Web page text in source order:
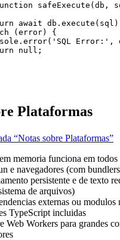
safeExecute ( db ,
await db . execute ( sql
( error) {
. error( ' SQL Error: ' ,
null ;
Plataformas
“Notas sobre Plataformas”
memoria funciona em todos
e navegadores (com
persistente e de texto
de arquivos)
externas ou modulos
TypeScript incluidas
Web Workers para grandes